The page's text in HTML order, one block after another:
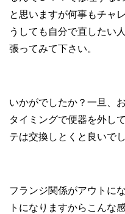
と思いますが何事もチャ
うしても自分で直したい
張ってみて下さい。
いかがでしたか？一旦、
タイミングで便器を外し
テは交換しとくと良いでし
フランジ関係がアウトに
トになりますからこんな